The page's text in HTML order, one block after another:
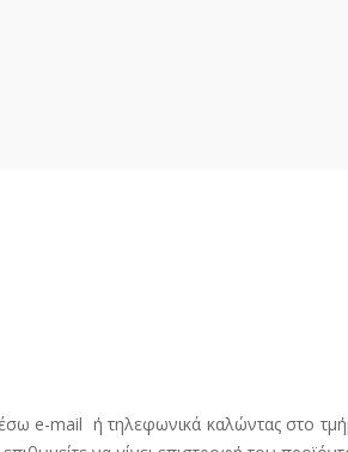
e-mail ή τηλεφωνικά καλώντας στο